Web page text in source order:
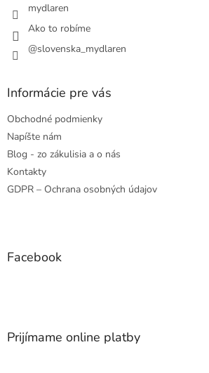
mydlaren
Ako to robíme
@slovenska_mydlaren
Informácie pre vás
Obchodné podmienky
Napíšte nám
Blog - zo zákulisia a o nás
Kontakty
GDPR – Ochrana osobných údajov
Facebook
Prijímame online platby